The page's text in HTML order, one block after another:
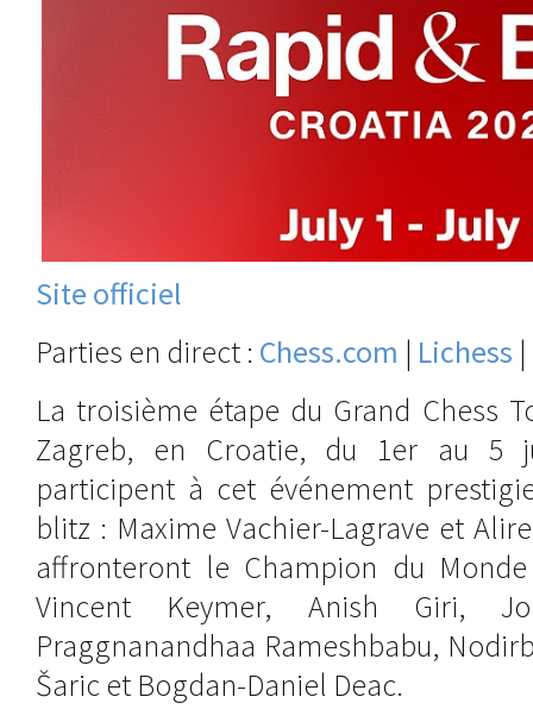
Site officiel
Parties en direct : Chess.com | Lichess |
La troisième étape du Grand Chess
Zagreb, en Croatie, du 1er au 5
participent à cet événement
blitz : Maxime Vachier-Lagrave et
affronteront le Champion du
Vincent Keymer, Anish Giri,
Praggnanandhaa Rameshbabu,
Šaric et Bogdan-Daniel Deac.